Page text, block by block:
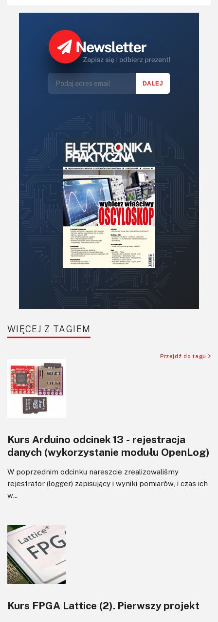
Mechatronika
Narzędzia
Optoelektronika
Półprzewodniki
Pomiary i testy
Projektowanie
Raspberry Pi
Komunikacja, RF
SBC-SIP-SoC-CoM
Tranzystory
Wzmacniacze
Zasilanie
WIĘCEJ Z TAGIEM
Przejdź do tagu
Kurs Arduino odcinek 13 - rejestracja
danych (wykorzystanie modułu OpenLog)
W poprzednim odcinku nareszcie zrealizowaliśmy
rejestrator (logger) zapisujący i wyniki pomiarów, i czas ich
w...
Kurs FPGA Lattice (2). Pierwszy projekt